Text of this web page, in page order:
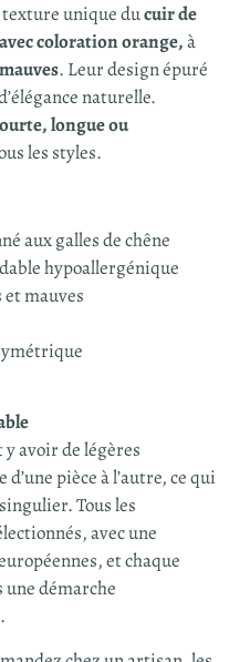
texture unique ducuir de
coloration orange,à
. Leur design épuré
naturelle.
longue ou
les styles.
aux galles de chêne
hypoallergénique
et mauves
avoir de légères
pièce à l’autre, ce qui
Tous les
avec une
et chaque
démarche